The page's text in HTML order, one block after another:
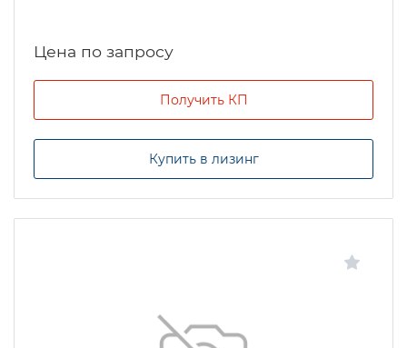
Цена по запросу
Получить КП
Купить в лизинг